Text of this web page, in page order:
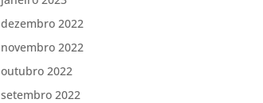
dezembro 2022
novembro 2022
outubro 2022
setembro 2022